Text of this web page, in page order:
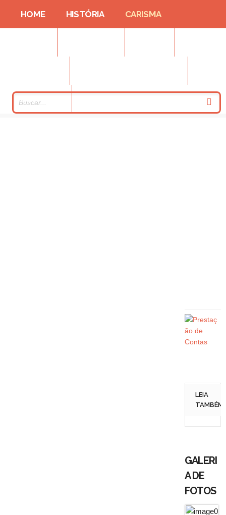
HOME HISTÓRIA CARISMA
CONTATO
LEIA
TAMBÉM
GALERI
A DE
FOTOS